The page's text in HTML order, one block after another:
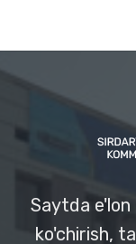
Saytda
ko'chirish,